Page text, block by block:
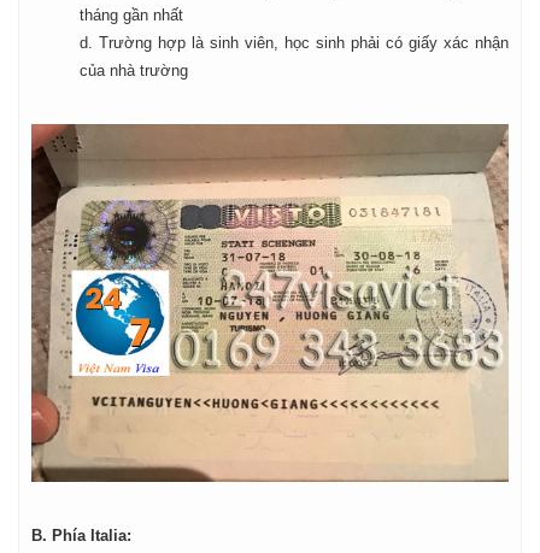
tháng gần nhất
d. Trường hợp là sinh viên, học sinh phải có giấy xác nhận
của nhà trường
B. Phía Italia: